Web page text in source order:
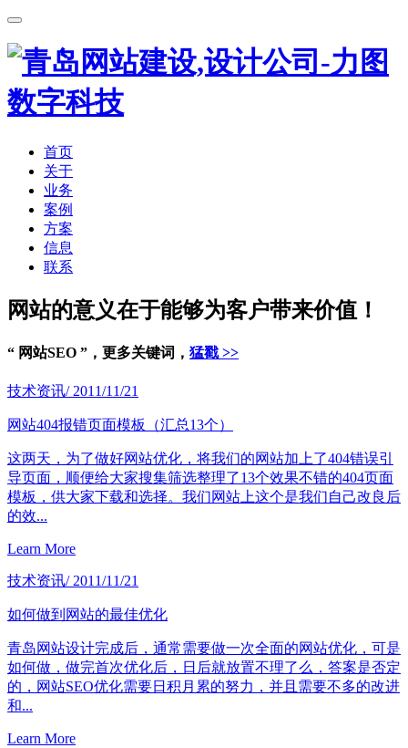
首页
关于
业务
案例
方案
信息
联系
网站的意义在于能够为客户带来价值！
“ 网站SEO ”，更多关键词， 猛戳 >>
技术资讯/ 2011/11/21
网站404报错页面模板（汇总13个）
这两天，为了做好网站优化，将我们的网站加上了404错误引
导页面，顺便给大家搜集筛选整理了13个效果不错的404页面
模板，供大家下载和选择。我们网站上这个是我们自己改良后
的效...
Learn More
技术资讯/ 2011/11/21
如何做到网站的最佳优化
青岛网站设计完成后，通常需要做一次全面的网站优化，可是
如何做，做完首次优化后，日后就放置不理了么，答案是否定
的，网站SEO优化需要日积月累的努力，并且需要不多的改进
和...
Learn More